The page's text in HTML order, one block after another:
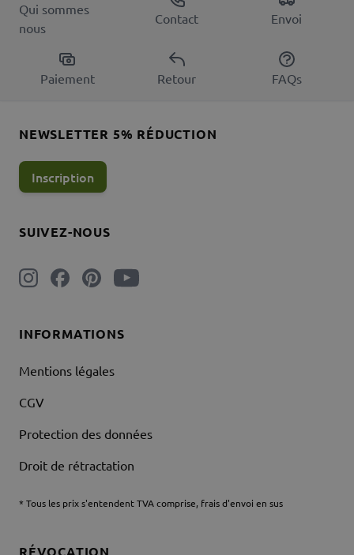
Qui sommes
nous
Contact Envoi
Paiement Retour FAQs
INFORMATIONS
Mentions légales
CGV
Protection des données
Droit de rétractation
* Tous les prix s'entendent TVA comprise, frais d'envoi en sus
SUIVEZ-NOUS
NEWSLETTER 5% RÉDUCTION
Inscription